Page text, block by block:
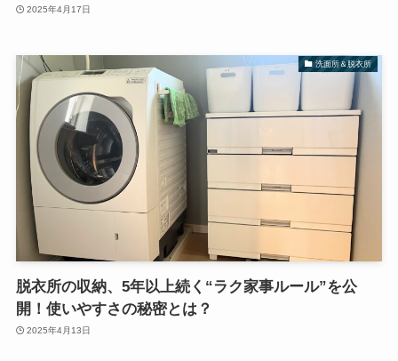
2025年4月17日
洗面所＆脱衣所
脱衣所の収納、5年以上続く“ラク家事ルール”を公
開！使いやすさの秘密とは？
2025年4月13日